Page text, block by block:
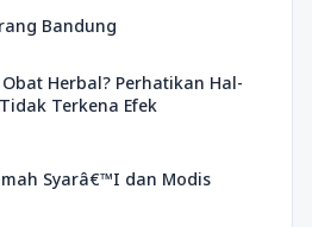
Bandung
Herbal? Perhatikan Hal-
Terkena Efek
Syarâ€™I dan Modis